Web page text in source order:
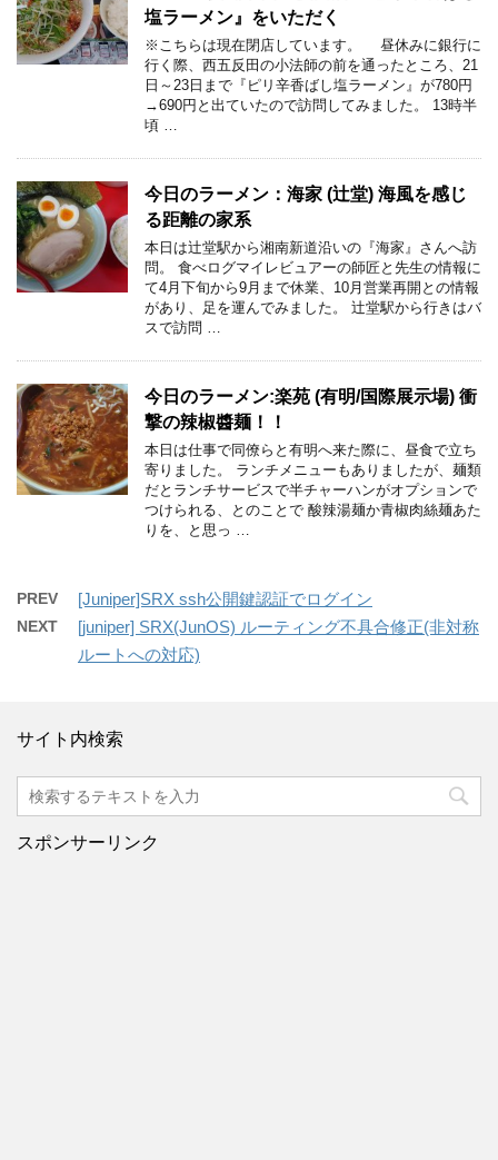
塩ラーメン』をいただく
※こちらは現在閉店しています。 昼休みに銀行に
行く際、西五反田の小法師の前を通ったところ、21
日～23日まで『ピリ辛香ばし塩ラーメン』が780円
→690円と出ていたので訪問してみました。 13時半
頃 …
今日のラーメン：海家 (辻堂) 海風を感じ
る距離の家系
本日は辻堂駅から湘南新道沿いの『海家』さんへ訪
問。 食べログマイレビュアーの師匠と先生の情報に
て4月下旬から9月まで休業、10月営業再開との情報
があり、足を運んでみました。 辻堂駅から行きはバ
スで訪問 …
今日のラーメン:楽苑 (有明/国際展示場) 衝
撃の辣椒醬麺！！
本日は仕事で同僚らと有明へ来た際に、昼食で立ち
寄りました。 ランチメニューもありましたが、麺類
だとランチサービスで半チャーハンがオプションで
つけられる、とのことで 酸辣湯麺か青椒肉絲麺あた
りを、と思っ …
PREV [Juniper]SRX ssh公開鍵認証でログイン
NEXT
[juniper] SRX(JunOS) ルーティング不具合修正(非対称
ルートへの対応)
サイト内検索
スポンサーリンク